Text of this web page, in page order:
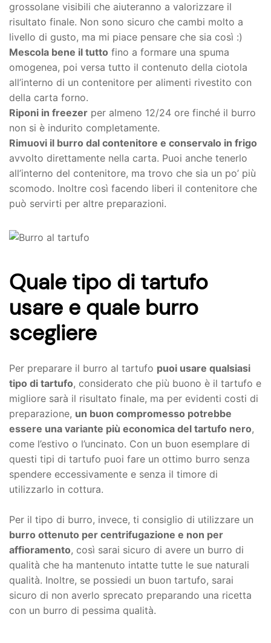
grossolane visibili che aiuteranno a valorizzare il
risultato finale. Non sono sicuro che cambi molto a
livello di gusto, ma mi piace pensare che sia così :)
Mescola bene il tutto fino a formare una spuma
omogenea, poi versa tutto il contenuto della ciotola
all’interno di un contenitore per alimenti rivestito con
della carta forno.
Riponi in freezer per almeno 12/24 ore finché il burro
non si è indurito completamente.
Rimuovi il burro dal contenitore e conservalo in frigo
avvolto direttamente nella carta. Puoi anche tenerlo
all’interno del contenitore, ma trovo che sia un po’ più
scomodo. Inoltre così facendo liberi il contenitore che
può servirti per altre preparazioni.
Quale tipo di tartufo
usare e quale burro
scegliere
Per preparare il burro al tartufo puoi usare qualsiasi
tipo di tartufo, considerato che più buono è il tartufo e
migliore sarà il risultato finale, ma per evidenti costi di
preparazione, un buon compromesso potrebbe
essere una variante più economica del tartufo nero,
come l’estivo o l’uncinato. Con un buon esemplare di
questi tipi di tartufo puoi fare un ottimo burro senza
spendere eccessivamente e senza il timore di
utilizzarlo in cottura.
Per il tipo di burro, invece, ti consiglio di utilizzare un
burro ottenuto per centrifugazione e non per
affioramento, così sarai sicuro di avere un burro di
qualità che ha mantenuto intatte tutte le sue naturali
qualità. Inoltre, se possiedi un buon tartufo, sarai
sicuro di non averlo sprecato preparando una ricetta
con un burro di pessima qualità.